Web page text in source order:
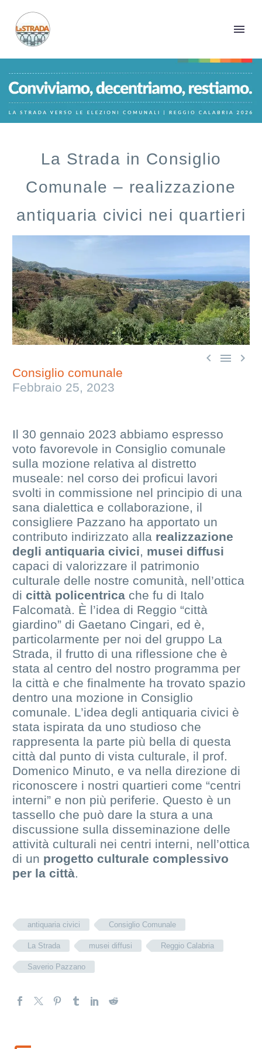
La Strada in Consiglio
Comunale – realizzazione
antiquaria civici nei quartieri
  
Consiglio comunale
Febbraio 25, 2023
Il 30 gennaio 2023 abbiamo espresso
voto favorevole in Consiglio comunale
sulla mozione relativa al distretto
museale: nel corso dei proficui lavori
svolti in commissione nel principio di una
sana dialettica e collaborazione, il
consigliere Pazzano ha apportato un
contributo indirizzato alla realizzazione
degli antiquaria civici, musei diffusi
capaci di valorizzare il patrimonio
culturale delle nostre comunità, nell’ottica
di città policentrica che fu di Italo
Falcomatà. È l’idea di Reggio “città
giardino” di Gaetano Cingari, ed è,
particolarmente per noi del gruppo La
Strada, il frutto di una riflessione che è
stata al centro del nostro programma per
la città e che finalmente ha trovato spazio
dentro una mozione in Consiglio
comunale. L’idea degli antiquaria civici è
stata ispirata da uno studioso che
rappresenta la parte più bella di questa
città dal punto di vista culturale, il prof.
Domenico Minuto, e va nella direzione di
riconoscere i nostri quartieri come “centri
interni” e non più periferie. Questo è un
tassello che può dare la stura a una
discussione sulla disseminazione delle
attività culturali nei centri interni, nell’ottica
di un progetto culturale complessivo
per la città.
antiquaria civici Consiglio Comunale
La Strada musei diffusi Reggio Calabria
Saverio Pazzano